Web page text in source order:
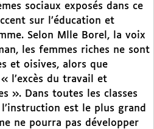
sociaux exposés dans ce
sur l’éducation et
Selon Mlle Borel, la voix
les femmes riches ne sont
et oisives, alors que
l’excès du travail et
». Dans toutes les classes
est le plus grand
ne pourra pas développer